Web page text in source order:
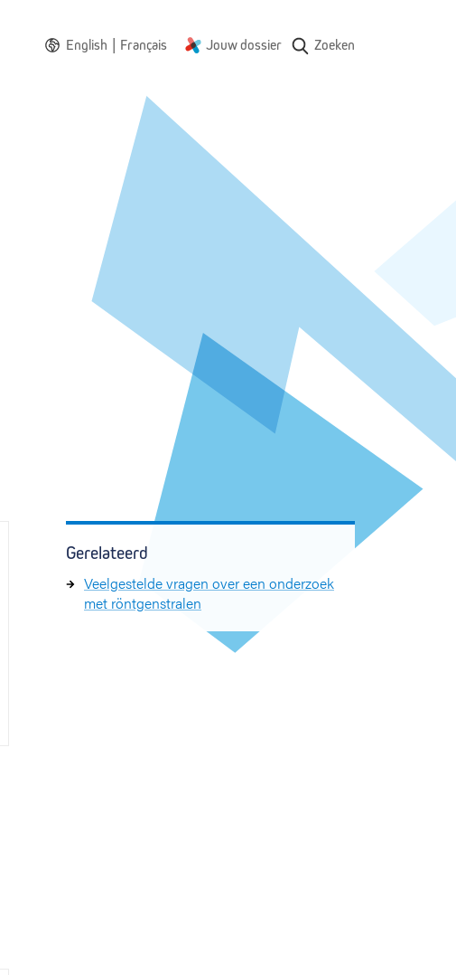
English | Français Jouw dossier Zoeken
Gerelateerd
Veelgestelde vragen over een onderzoek
met röntgenstralen